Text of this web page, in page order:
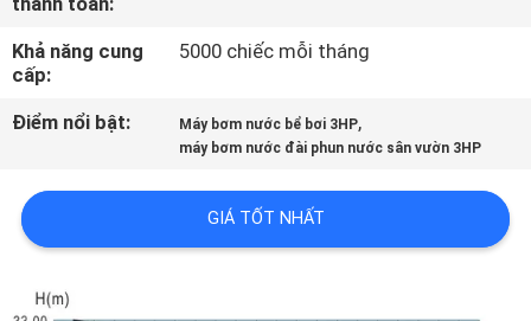
KIỂM
SOÁT
LƯỢNG
LIÊN
HỆ
CHÚNG
Khả năng cung
cấp:
5000 chiếc mỗi tháng
Điểm nổi bật: Máy bơm nước bể bơi 3HP,
máy bơm nước đài phun nước sân vườn 3HP
GIÁ TỐT NHẤT